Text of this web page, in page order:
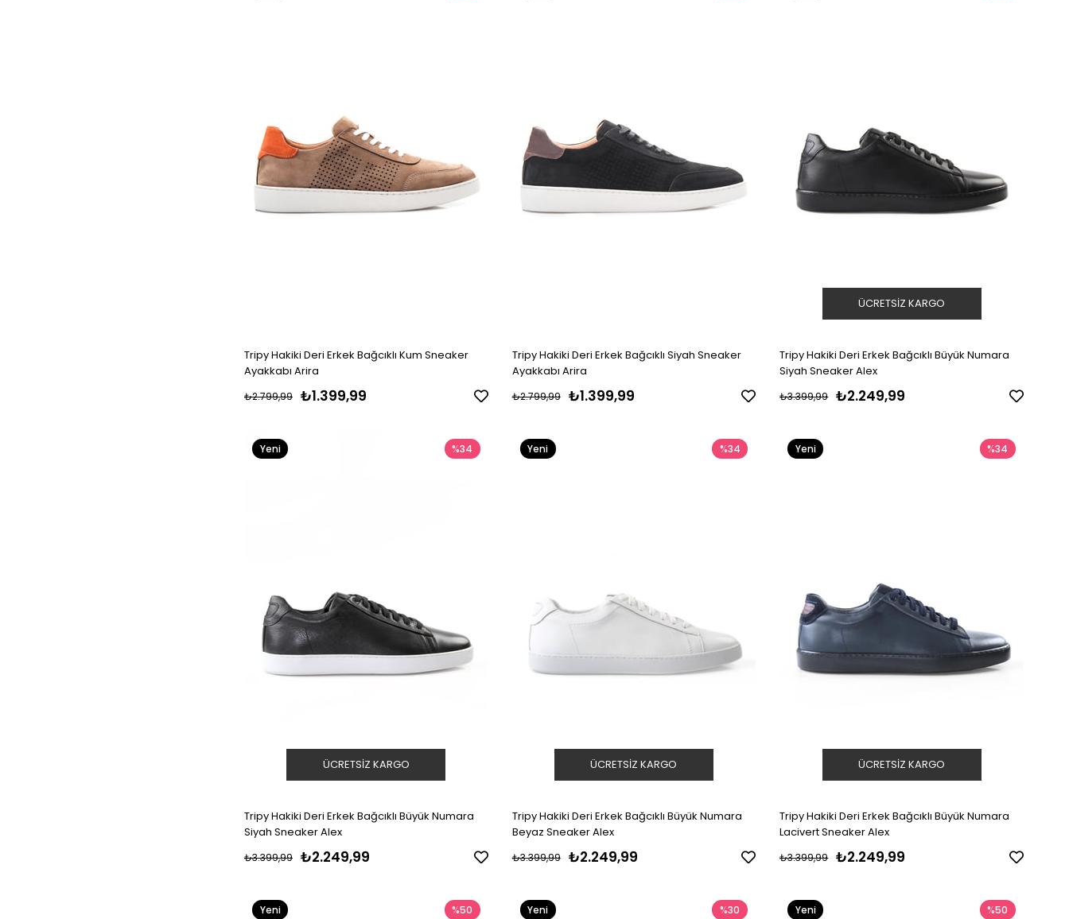
Tripy Hakiki Deri Erkek Bağcıklı Kum Sneaker
Ayakkabı Arira
₺1.399,99
₺2.799,99
Tripy Hakiki Deri Erkek Bağcıklı Siyah Sneaker
Ayakkabı Arira
₺1.399,99
₺2.799,99
Tripy Hakiki Deri Erkek Bağcıklı Büyük Numara
Siyah Sneaker Alex
₺2.249,99
₺3.399,99
ÜCRETSIZ KARGO
Tripy Hakiki Deri Erkek Bağcıklı Büyük Numara
Siyah Sneaker Alex
₺2.249,99
₺3.399,99
%34
ÜCRETSIZ KARGO
Yeni
Tripy Hakiki Deri Erkek Bağcıklı Büyük Numara
Beyaz Sneaker Alex
₺2.249,99
₺3.399,99
%34
ÜCRETSIZ KARGO
Yeni
Tripy Hakiki Deri Erkek Bağcıklı Büyük Numara
Lacivert Sneaker Alex
₺2.249,99
₺3.399,99
%34
ÜCRETSIZ KARGO
Yeni
%50
Yeni %30
Yeni %50
Yeni